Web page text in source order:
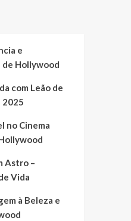
e
de Hollywood
com Leão de
2025
no Cinema
Astro –
Vida
à Beleza e